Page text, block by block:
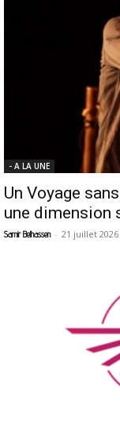
- A LA UNE
Un Voyage
une dimension
Samir Belhassen - 21 juillet 2026